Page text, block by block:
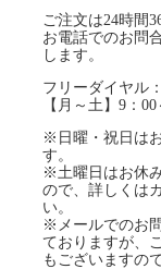
ご注文は24時間
お電話でのお問
します。
フリーダイヤル
【月～土】9：
※日曜・祝日は
す。
※土曜日はお休
ので、詳しくは
い。
※メールでのお
ておりますが、
もございますの